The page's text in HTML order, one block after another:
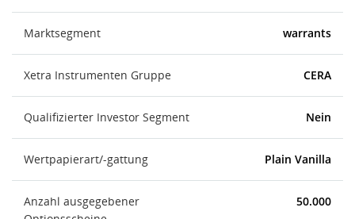
Marktsegment warrants
Xetra Instrumenten Gruppe CERA
Qualifizierter Investor Segment Nein
Wertpapierart/-gattung Plain Vanilla
Anzahl ausgegebener
50.000